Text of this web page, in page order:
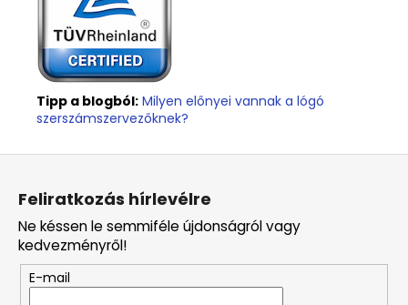
Tipp a blogból: Milyen előnyei vannak a lógó
szerszámszervezőknek?
Feliratkozás hírlevélre
Ne késsen le semmiféle újdonságról vagy
kedvezményről!
E-mail